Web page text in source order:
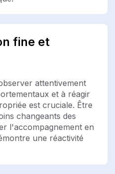
fine et
attentivement
et à réagir
est cruciale. Être
changeants des
l'accompagnement en
une réactivité